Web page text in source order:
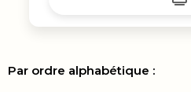
Par ordre alphabétique :